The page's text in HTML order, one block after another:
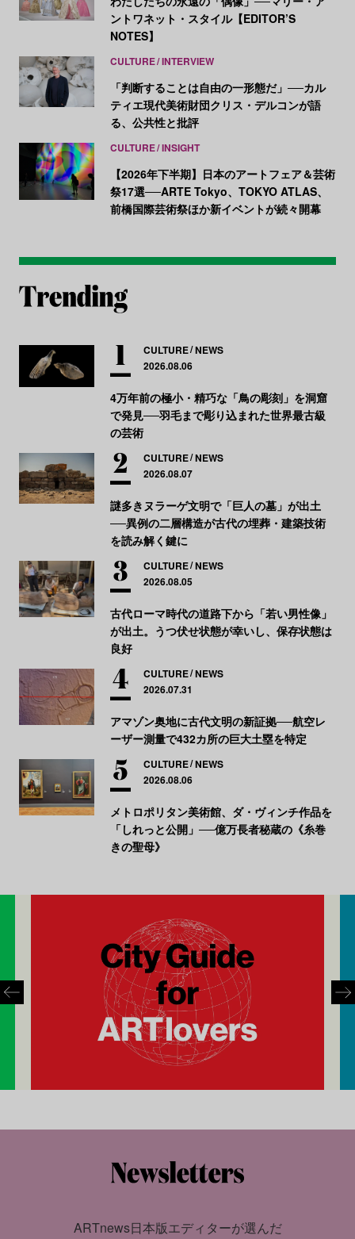
ントワネット・スタイル【EDITOR’S
NOTES】
CULTURE INTERVIEW
「判断することは自由の一形態だ」──カル
ティエ現代美術財団クリス・デルコンが語
る、公共性と批評
CULTURE INSIGHT
【2026年下半期】日本のアートフェア＆芸術
祭17選──ARTE Tokyo、TOKYO ATLAS、
前橋国際芸術祭ほか新イベントが続々開幕
CULTURE NEWS
2026.08.06
4万年前の極小・精巧な「鳥の彫刻」を洞窟
で発見──羽毛まで彫り込まれた世界最古級
の芸術
CULTURE NEWS
2026.08.07
謎多きヌラーゲ文明で「巨人の墓」が出土
──異例の二層構造が古代の埋葬・建築技術
を読み解く鍵に
CULTURE NEWS
2026.08.05
古代ローマ時代の道路下から「若い男性像」
が出土。うつ伏せ状態が幸いし、保存状態は
良好
CULTURE NEWS
2026.07.31
アマゾン奥地に古代文明の新証拠──航空レ
ーザー測量で432カ所の巨大土塁を特定
CULTURE NEWS
2026.08.06
メトロポリタン美術館、ダ・ヴィンチ作品を
「しれっと公開」──億万長者秘蔵の《糸巻
きの聖母》
ARTnews日本版エディターが選んだ